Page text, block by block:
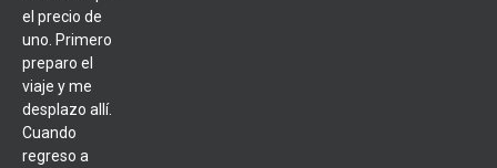
el precio de
uno. Primero
preparo el
viaje y me
desplazo allí.
Cuando
regreso a